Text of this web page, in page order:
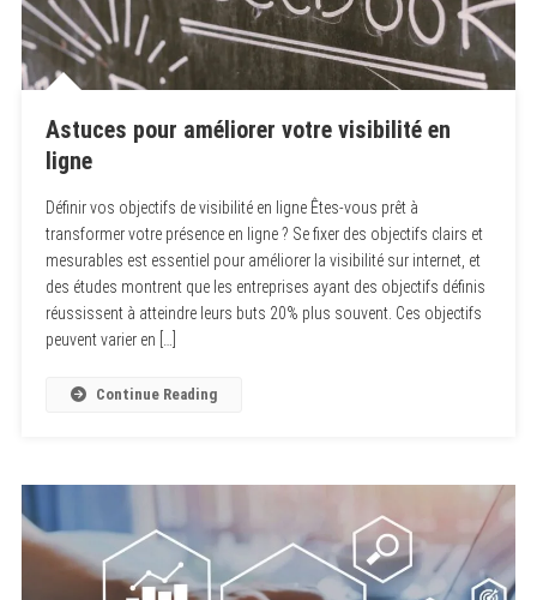
Astuces pour améliorer votre visibilité en
ligne
Définir vos objectifs de visibilité en ligne Êtes-vous prêt à
transformer votre présence en ligne ? Se fixer des objectifs clairs et
mesurables est essentiel pour améliorer la visibilité sur internet, et
des études montrent que les entreprises ayant des objectifs définis
réussissent à atteindre leurs buts 20% plus souvent. Ces objectifs
peuvent varier en […]
Continue Reading